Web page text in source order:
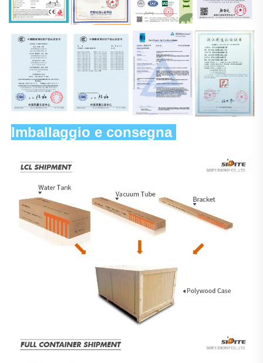
Imballaggio e consegna